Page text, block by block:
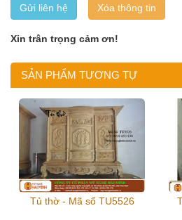
Gửi liên hệ
Xin trân trọng cảm ơn!
SẢN PHẨM TƯƠNG TỰ
Tủ thờ - Mã số TU5526